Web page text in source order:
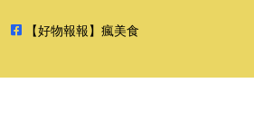
【好物報報】瘋美食